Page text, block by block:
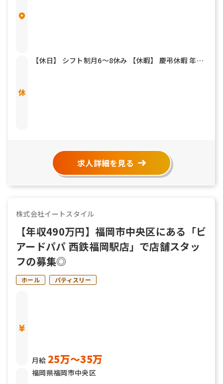
【休日】 シフト制月6～8休み 【休暇】 慶弔休暇 年末
求人詳細を見る
株式会社イートスタイル
【年収490万円】福岡市中央区にある「ビ
アードパパ 西鉄福岡駅店」で店舗スタッ
フの募集◎
ホール パティスリー
月給 25万〜35万
福岡県福岡市中央区